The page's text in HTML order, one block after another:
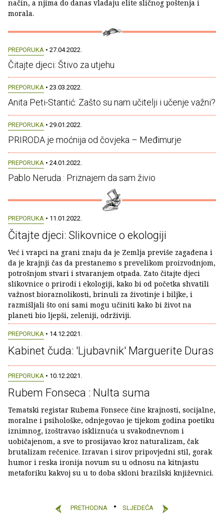
način, a njima do danas vladaju elite sličnog poštenja i
morala.
PREPORUKA • 27.04.2022.
Čitajte djeci: Štivo za utjehu
PREPORUKA • 23.03.2022.
Anita Peti-Stantić: Zašto su nam učitelji i učenje važni?
PREPORUKA • 29.01.2022.
PRIRODA je moćnija od čovjeka – Međimurje
PREPORUKA • 24.01.2022.
Pablo Neruda : Priznajem da sam živio
PREPORUKA • 11.01.2022.
Čitajte djeci: Slikovnice o ekologiji
Već i vrapci na grani znaju da je Zemlja previše zagađena i
da je krajnji čas da prestanemo s prevelikom proizvodnjom,
potrošnjom stvari i stvaranjem otpada. Zato čitajte djeci
slikovnice o prirodi i ekologiji, kako bi od početka shvatili
važnost bioraznolikosti, brinuli za životinje i biljke, i
razmišljali što oni sami mogu učiniti kako bi život na
planeti bio ljepši, zeleniji, održiviji.
PREPORUKA • 14.12.2021.
Kabinet čuda: 'Ljubavnik' Marguerite Duras
PREPORUKA • 10.12.2021.
Rubem Fonseca : Nulta suma
Tematski registar Rubema Fonsece čine krajnosti, socijalne,
moralne i psihološke, odnjegovao je tijekom godina poetiku
iznimnog, izoštravao iskliznuća u svakodnevnom i
uobičajenom, a sve to prosijavao kroz naturalizam, čak
brutalizam rečenice. Izravan i sirov pripovjedni stil, gorak
humor i reska ironija novum su u odnosu na kitnjastu
metaforiku kakvoj su u to doba skloni brazilski književnici.
PRETHODNA SLJEDEĆA